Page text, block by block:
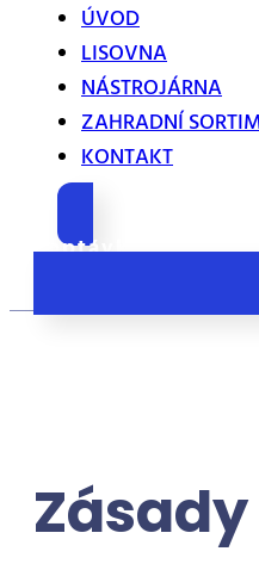
ÚVOD
LISOVNA
NÁSTROJÁRNA
ZAHRADNÍ
KONTAKT
Poptávka